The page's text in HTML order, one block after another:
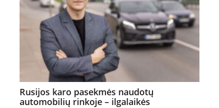
Rusijos karo pasekmės naudotų
automobilių rinkoje – ilgalaikės